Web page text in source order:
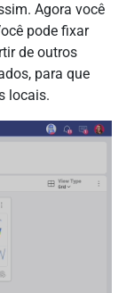
Agora você
pode fixar
de outros
para que
locais.